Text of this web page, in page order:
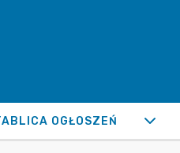
OGŁOSZEŃ